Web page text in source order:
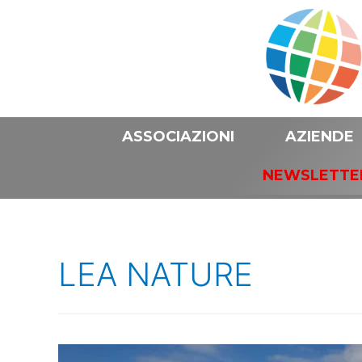
ASSOCIAZIONI AZIENDE
LEA NATURE